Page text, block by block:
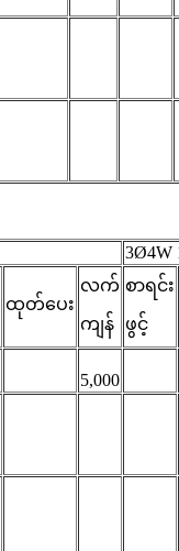
3Ø4W
ထုတ်ပေး
လက်
ကျန်
စာရင်း
ဖွင့်
5,000